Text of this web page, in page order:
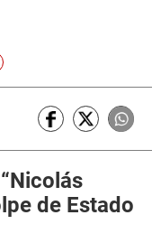
de Estado